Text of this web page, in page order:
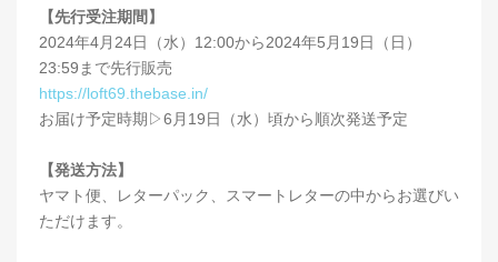
【先行受注期間】
2024年4月24日（水）12:00から2024年5月19日（日）
23:59まで先行販売
https://loft69.thebase.in/
お届け予定時期▷6月19日（水）頃から順次発送予定
【発送方法】
ヤマト便、レターパック、スマートレターの中からお選びい
ただけます。